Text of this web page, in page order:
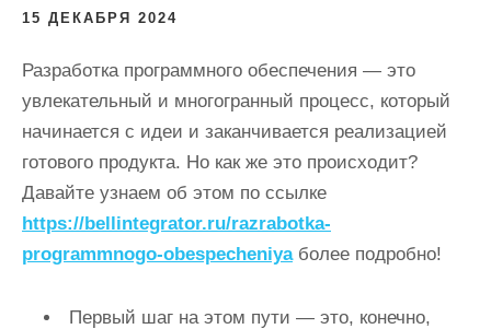
15 ДЕКАБРЯ 2024
Разработка программного обеспечения — это
увлекательный и многогранный процесс, который
начинается с идеи и заканчивается реализацией
готового продукта. Но как же это происходит?
Давайте узнаем об этом по ссылке
https://bellintegrator.ru/razrabotka-
programmnogo-obespecheniyaболее подробно!
Первый шаг на этом пути — это, конечно,